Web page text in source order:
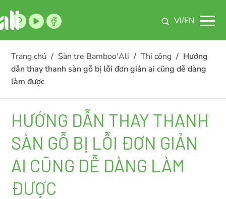
VI/EN
Trang chủ / Sàn tre Bamboo'Ali / Thi công / Hướng
dẫn thay thanh sàn gỗ bị lỗi đơn giản ai cũng dễ dàng
làm được
HƯỚNG DẪN THAY THANH
SÀN GỖ BỊ LỖI ĐƠN GIẢN
AI CŨNG DỄ DÀNG LÀM
ĐƯỢC